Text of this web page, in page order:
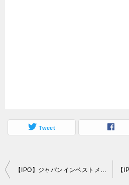
Tweet
投
【IPO】ジャパンインベストメントアドバイザーの公開価格は仮条件の「上限」2,550円で決定